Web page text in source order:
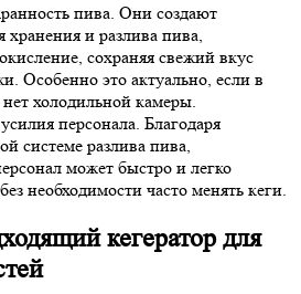
пива. Они создают
хранения и разлива пива,
сохраняя свежий вкус
Особенно это актуально, если в
холодильной камеры.
персонала. Благодаря
системе разлива пива,
может быстро и легко
необходимости часто менять кеги.
кегератор для